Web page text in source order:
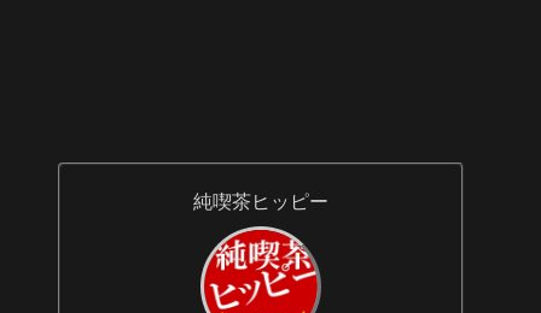
純喫茶ヒッピー